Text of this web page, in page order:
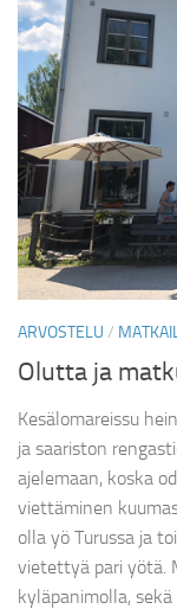
ARVOSTELU /
Olutta ja
Kesälomareissu
ja saariston
ajelemaan, koska
viettäminen
olla yö Turussa ja
vietettyä pari yötä.
kyläpanimolla,